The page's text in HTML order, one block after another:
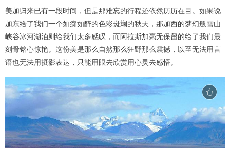
美加归来已有一段时间，但是那难忘的行程还依然历历在目。如果说
加东给了我们一个如痴如醉的色彩斑斓的秋天，那加西的梦幻般雪山
峡谷冰河湖泊则给我们太多感叹，而阿拉斯加毫无保留的给了我们最
刻骨铭心惊艳。这份美是那么自然那么狂野那么震撼，以至无法用言
语也无法用摄影表达，只能用眼去欣赏用心灵去感悟。